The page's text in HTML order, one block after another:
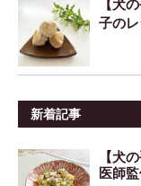
【犬
子のレ
新着記事
【犬
医師監